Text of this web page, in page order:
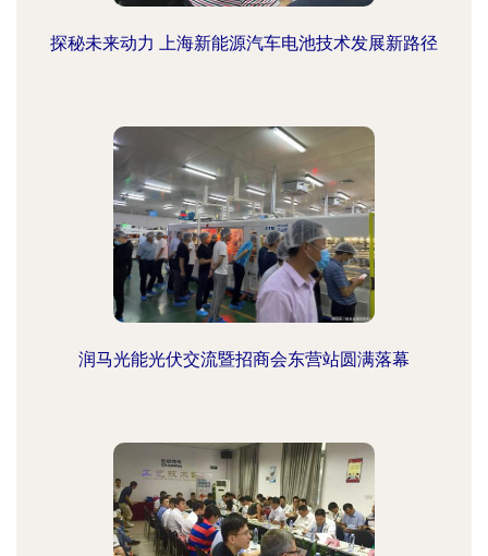
探秘未来动力 上海新能源汽车电池技术发展新路径
润马光能光伏交流暨招商会东营站圆满落幕